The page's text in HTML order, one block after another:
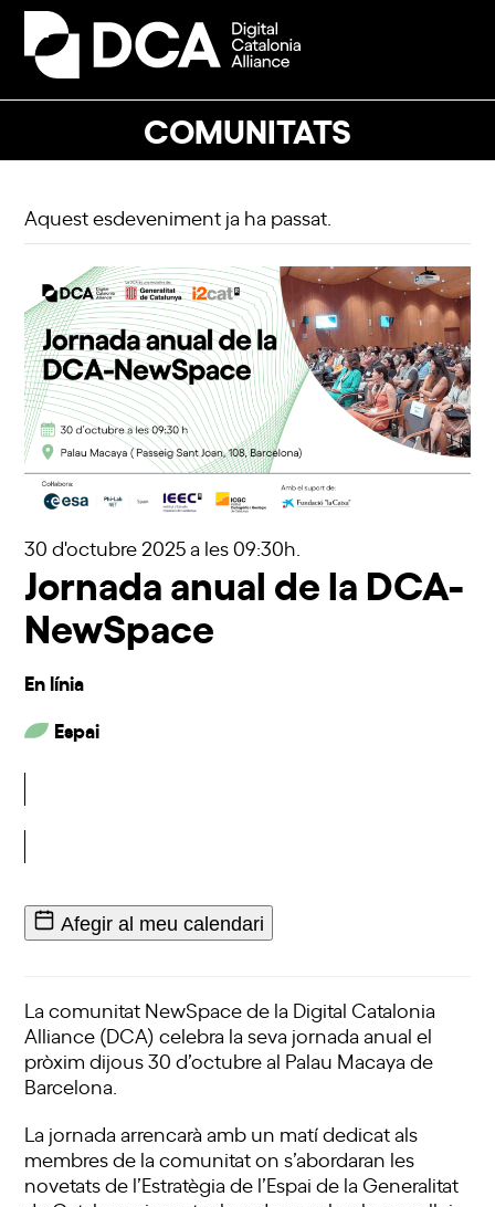
Skip
content
COMUNITATS
Open
mobile
Close
mobile
Aquest esdeveniment ja ha passat.
30 d'octubre 2025a les 09:30h.
Jornada anual de la DCA-
NewSpace
En línia
Espai
Afegir al meu calendari
La comunitat NewSpace de la Digital Catalonia
Alliance (DCA) celebra la seva jornada anual el
pròxim dijous 30 d’octubre al Palau Macaya de
Barcelona.
La jornada arrencarà amb un matí dedicat als
membres de la comunitat on s’abordaran les
novetats de l’Estratègia de l’Espai de la Generalitat